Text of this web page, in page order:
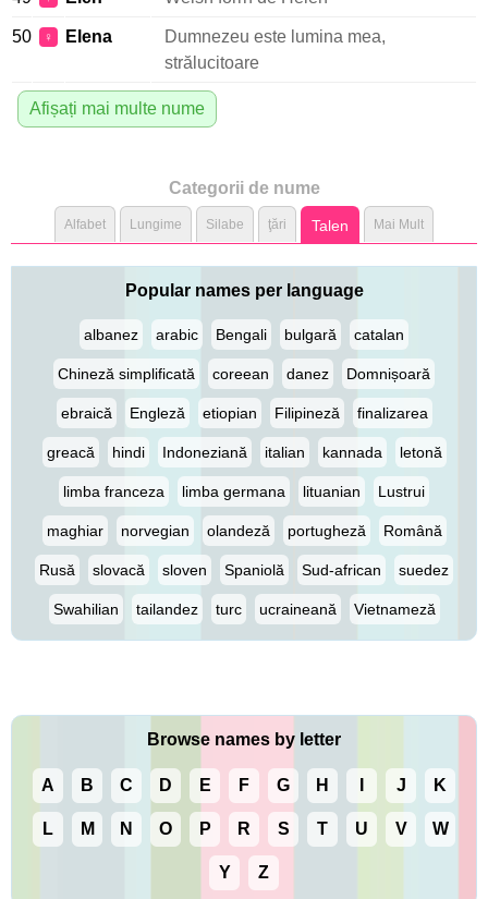
50 ♀ Elena
Dumnezeu este lumina mea,
strălucitoare
Afișați mai multe nume
Categorii de nume
Alfabet Lungime Silabe ţări Talen Mai Mult
Popular names per language
albanez arabic Bengali bulgară catalan
Chineză simplificată coreean danez Domnișoară
ebraică Engleză etiopian Filipineză finalizarea
greacă hindi Indoneziană italian kannada letonă
limba franceza limba germana lituanian Lustrui
maghiar norvegian olandeză portugheză Română
Rusă slovacă sloven Spaniolă Sud-african suedez
Swahilian tailandez turc ucraineană Vietnameză
Browse names by letter
A B C D E F G H J K
L M N O P R S T U V W
Y Z